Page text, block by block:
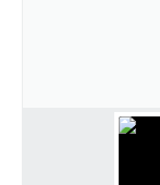
Audiências Públicas